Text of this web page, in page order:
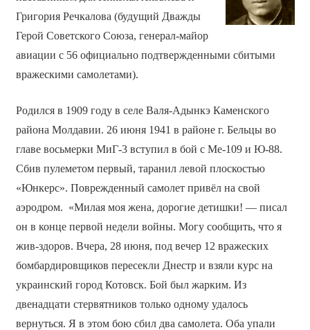
Григория Речкалова (будущий Дважды
Герой Советского Союза, генерал-майор
авиации с 56 официально подтвержденными сбитыми
вражескими самолетами).
Родился в 1909 году в селе Валя-Адынкэ Каменского
района Молдавии. 26 июня 1941 в районе г. Бельцы во
главе восьмерки МиГ-3 вступил в бой с Ме-109 и Ю-88.
Сбив пулеметом первый, таранил левой плоскостью
«Юнкерс». Поврежденный самолет привёл на свой
аэродром. «Милая моя жена, дорогие детишки! — писал
он в конце первой недели войны. Могу сообщить, что я
жив-здоров. Вчера, 28 июня, под вечер 12 вражеских
бомбардировщиков пересекли Днестр и взяли курс на
украинский город Котовск. Бой был жарким. Из
двенадцати стервятников только одному удалось
вернуться. Я в этом бою сбил два самолета. Оба упали